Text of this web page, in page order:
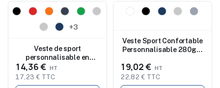
Nouveau
+3
Veste de sport
personnalisable en
micropolaire recyclé
280g pour homme
FACTOR MEN
14,36 €
17,23 € TTC
Nouveau
Veste Sport Confortable
Personnalisable 280gr -
19,02 €
22,82 € TTC